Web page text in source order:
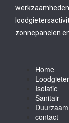
zonnepanelen
Home
Loodgieter
Isolatie
Sanitair
Duurzaam
contact